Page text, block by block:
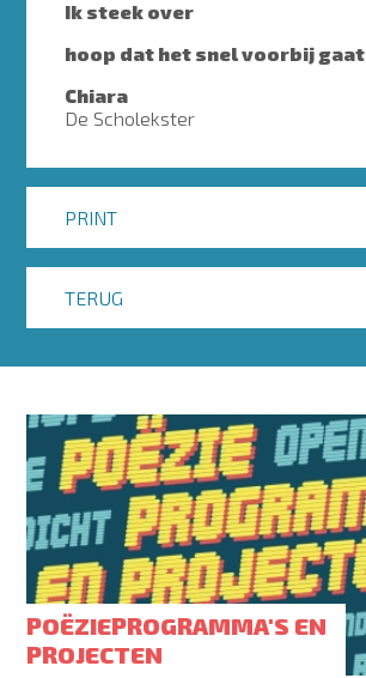
Ik steek over
hoop dat het snel voorbij gaat
Chiara
De Scholekster
PRINT
TERUG
POËZIEPROGRAMMA'S EN
PROJECTEN